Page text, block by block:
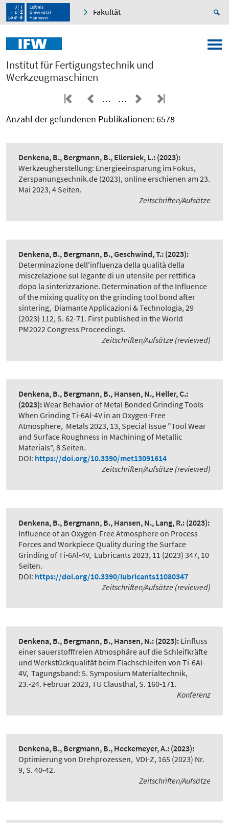
Fakultät
Institut für Fertigungstechnik und
Werkzeugmaschinen
…
…
Anzahl der gefundenen Publikationen: 6578
Denkena, B., Bergmann, B., Ellersiek, L.: (2023):
Werkzeugherstellung: Energieeinsparung im Fokus,
Zerspanungsechnik.de (2023), online erschienen am 23.
Mai 2023, 4 Seiten.
Zeitschriften/Aufsätze
Denkena, B., Bergmann, B., Geschwind, T.: (2023):
Determinazione dell'influenza della qualità della
misczelazione sul legante di un utensile per rettifica
dopo la sinterizzazione. Determination of the Influence
of the mixing quality on the grinding tool bond after
sintering, Diamante Applicazioni & Technologia, 29
(2023) 112, S. 62-71. First published in the World
PM2022 Congress Proceedings.
Zeitschriften/Aufsätze (reviewed)
Denkena, B., Bergmann, B., Hansen, N., Heller, C.:
(2023):Wear Behavior of Metal Bonded Grinding Tools
When Grinding Ti-6Al-4V in an Oxygen-Free
Atmosphere, Metals 2023, 13, Special Issue "Tool Wear
and Surface Roughness in Machining of Metallic
Materials", 8 Seiten.
DOI: https://doi.org/10.3390/met13091614
Zeitschriften/Aufsätze (reviewed)
Denkena, B., Bergmann, B., Hansen, N., Lang, R.: (2023):
Influence of an Oxygen-Free Atmosphere on Process
Forces and Workpiece Quality during the Surface
Grinding of Ti-6Al-4V, Lubricants 2023, 11 (2023) 347, 10
Seiten.
DOI: https://doi.org/10.3390/lubricants11080347
Zeitschriften/Aufsätze (reviewed)
Denkena, B., Bergmann, B., Hansen, N.: (2023): Einfluss
einer sauerstofffreien Atmosphäre auf die Schleifkräfte
und Werkstückqualität beim Flachschleifen von Ti-6Al-
4V, Tagungsband: 5. Symposium Materialtechnik,
23.-24. Februar 2023, TU Clausthal, S. 160-171.
Konferenz
Denkena, B., Bergmann, B., Heckemeyer, A.: (2023):
Optimierung von Drehprozessen, VDI-Z, 165 (2023) Nr.
9, S. 40-42.
Zeitschriften/Aufsätze